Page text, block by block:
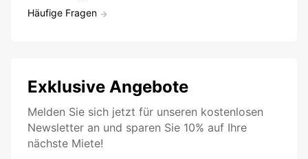
Häufige Fragen
Exklusive Angebote
Melden Sie sich jetzt für unseren kostenlosen
Newsletter an und sparen Sie 10% auf Ihre
nächste Miete!